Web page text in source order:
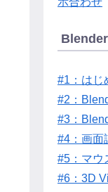
#1：はじ
#2：
#3：
#4：画面
#5：マウ
#6：3D